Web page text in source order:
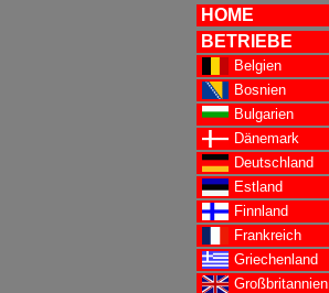
HOME
BETRIEBE
Belgien
Bosnien
Bulgarien
Dänemark
Deutschland
Estland
Finnland
Frankreich
Griechenland
Großbritannien